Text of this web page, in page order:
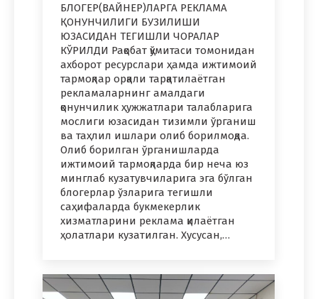
БЛОГЕР(ВАЙНЕР)ЛАРГА РЕКЛАМА
ҚОНУНЧИЛИГИ БУЗИЛИШИ
ЮЗАСИДАН ТЕГИШЛИ ЧОРАЛАР
КЎРИЛДИ Рақобат қўмитаси томонидан
ахборот ресурслари ҳамда ижтимоий
тармоқлар орқали тарқатилаётган
рекламаларнинг амалдаги
қонунчилик ҳужжатлари талабларига
мослиги юзасидан тизимли ўрганиш
ва таҳлил ишлари олиб борилмоқда.
Олиб борилган ўрганишларда
ижтимоий тармоқларда бир неча юз
минглаб кузатувчиларига эга бўлган
блогерлар ўзларига тегишли
саҳифаларда букмекерлик
хизматларини реклама қилаётган
ҳолатлари кузатилган. Хусусан,…